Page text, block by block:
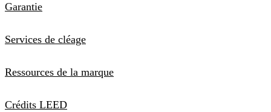
Garantie
Services de cléage
Ressources de la marque
Crédits LEED